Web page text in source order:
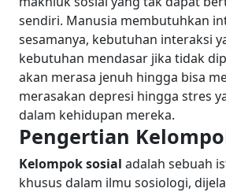
sendiri. Manusia membutuhkan
sesamanya, kebutuhan interaksi
kebutuhan mendasar jika tidak
akan merasa jenuh hingga bisa
merasakan depresi hingga stres
dalam kehidupan mereka.
Pengertian
Kelompok sosial adalah sebuah
khusus dalam ilmu sosiologi,